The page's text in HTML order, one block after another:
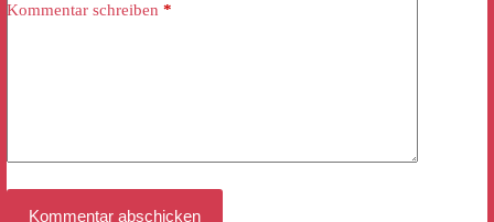
Kommentar schreiben *
Kommentar abschicken